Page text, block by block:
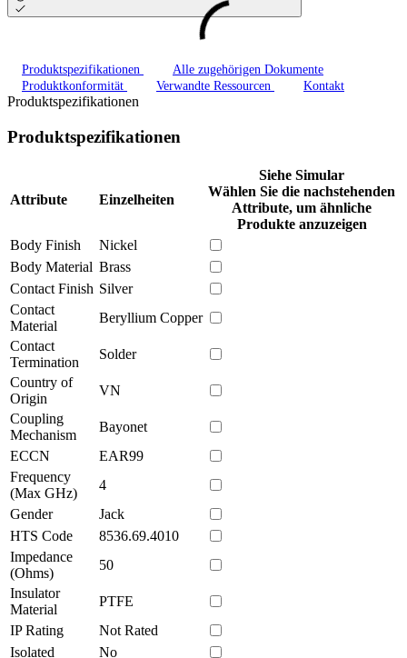
Produktspezifikationen
Alle zugehörigen Dokumente
Produktkonformität
Verwandte Ressourcen Kontakt
Produktspezifikationen
Produktspezifikationen
Attribute Einzelheiten
Siehe Simular
Wählen Sie die nachstehenden
Attribute, um ähnliche
Produkte anzuzeigen
Body Finish
Nickel
Body Material Brass
Contact Finish Silver
Contact
Material
Beryllium Copper
Contact
Termination
Solder
Country of
Origin
VN
Coupling
Mechanism
Bayonet
ECCN
EAR99
Frequency
(Max GHz)
4
Gender
Jack
HTS Code
8536.69.4010
Impedance
(Ohms)
50
Insulator
Material
PTFE
IP Rating
Not Rated
Isolated
No